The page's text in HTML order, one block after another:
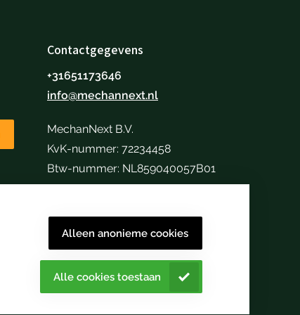
Alleen anonieme cookies
Alle cookies toestaan
Contactgegevens
+31651173646
info@mechannext.nl
MechanNext B.V.
KvK-nummer: 72234458
Btw-nummer: NL859040057B01